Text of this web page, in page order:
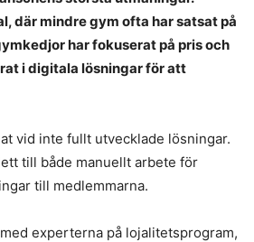
där mindre gym ofta har satsat på
har fokuserat på pris och
i digitala lösningar för att
vid inte fullt utvecklade lösningar.
till både manuellt arbete för
till medlemmarna.
experterna på lojalitetsprogram,